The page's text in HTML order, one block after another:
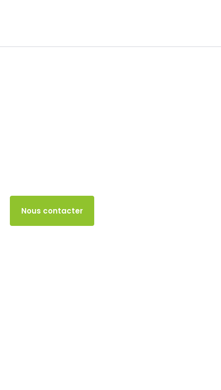
Nous contacter